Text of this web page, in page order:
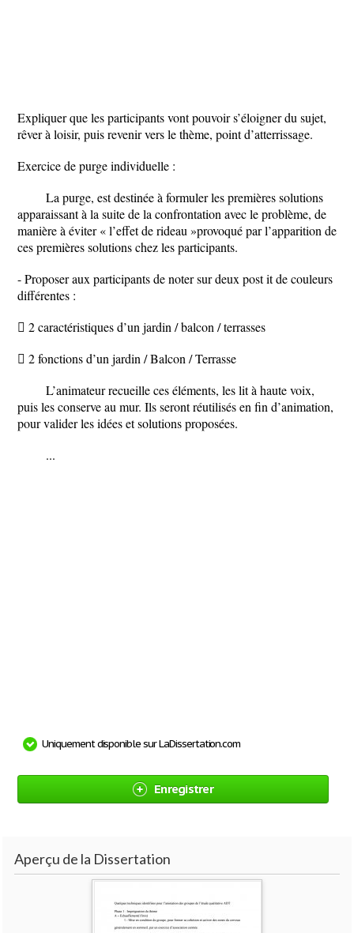
Expliquer que les participants vont pouvoir s’éloigner du sujet,
rêver à loisir, puis revenir vers le thème, point d’atterrissage.
Exercice de purge individuelle :
La purge, est destinée à formuler les premières solutions
apparaissant à la suite de la confrontation avec le problème, de
manière à éviter « l’effet de rideau »provoqué par l’apparition de
ces premières solutions chez les participants.
- Proposer aux participants de noter sur deux post it de couleurs
différentes :
 2 caractéristiques d’un jardin / balcon / terrasses
 2 fonctions d’un jardin / Balcon / Terrasse
L’animateur recueille ces éléments, les lit à haute voix,
puis les conserve au mur. Ils seront réutilisés en fin d’animation,
pour valider les idées et solutions proposées.
...
Uniquement disponible sur LaDissertation.com
Enregistrer
Aperçu de la Dissertation